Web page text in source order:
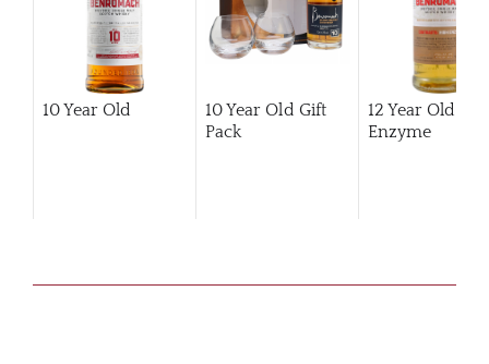
10 Year Old
10 Year Old Gift
Pack
12 Year Old
Enzyme